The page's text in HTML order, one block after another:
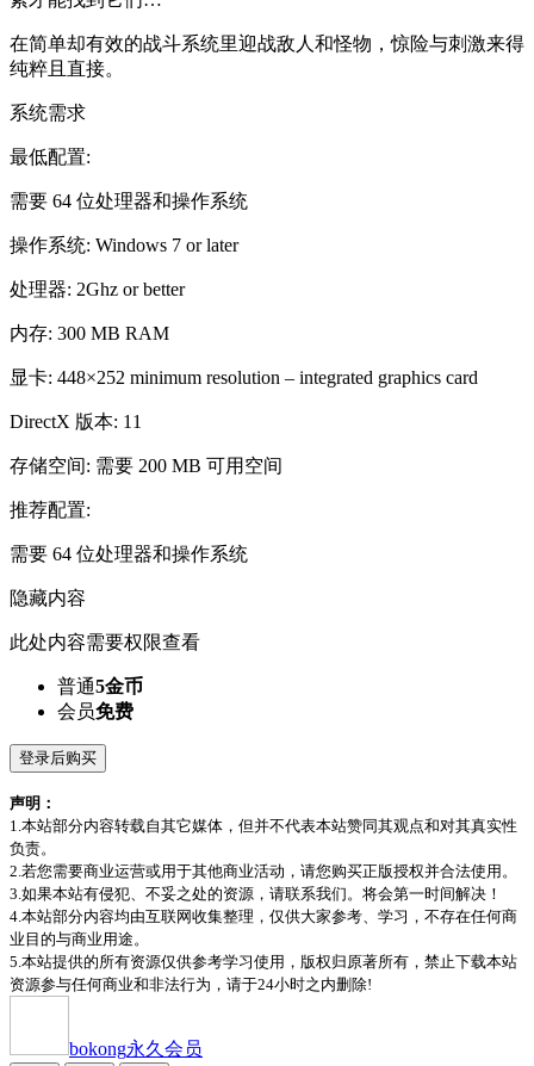
在简单却有效的战斗系统里迎战敌人和怪物，惊险与刺激来得
纯粹且直接。
系统需求
最低配置:
需要 64 位处理器和操作系统
操作系统: Windows 7 or later
处理器: 2Ghz or better
内存: 300 MB RAM
显卡: 448×252 minimum resolution – integrated graphics card
DirectX 版本: 11
存储空间: 需要 200 MB 可用空间
推荐配置:
需要 64 位处理器和操作系统
隐藏内容
此处内容需要权限查看
普通5金币
会员免费
登录后购买
声明：
1.本站部分内容转载自其它媒体，但并不代表本站赞同其观点和对其真实性
负责。
2.若您需要商业运营或用于其他商业活动，请您购买正版授权并合法使用。
3.如果本站有侵犯、不妥之处的资源，请联系我们。将会第一时间解决！
4.本站部分内容均由互联网收集整理，仅供大家参考、学习，不存在任何商
业目的与商业用途。
5.本站提供的所有资源仅供参考学习使用，版权归原著所有，禁止下载本站
资源参与任何商业和非法行为，请于24小时之内删除!
bokong永久会员